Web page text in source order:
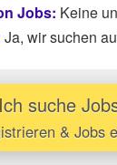
Jobs: Keine
Ja, wir suchen
Ich suche
& Jobs